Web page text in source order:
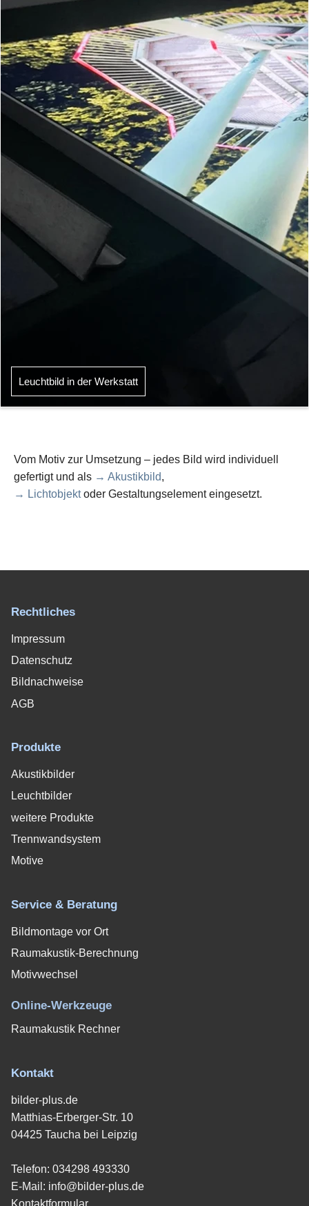
Leuchtbild in der Werkstatt
Vom Motiv zur Umsetzung – jedes Bild wird individuell
gefertigt und als → Akustikbild,
→ Lichtobjektoder Gestaltungselement eingesetzt.
Rechtliches
Impressum
Datenschutz
Bildnachweise
AGB
Produkte
Akustikbilder
Leuchtbilder
weitere Produkte
Trennwandsystem
Motive
Service & Beratung
Bildmontage vor Ort
Raumakustik-Berechnung
Motivwechsel
Online-Werkzeuge
Raumakustik Rechner
Kontakt
bilder-plus.de
Matthias-Erberger-Str. 10
04425 Taucha bei Leipzig
Telefon: 034298 493330
E-Mail: info@bilder-plus.de
Kontaktformular